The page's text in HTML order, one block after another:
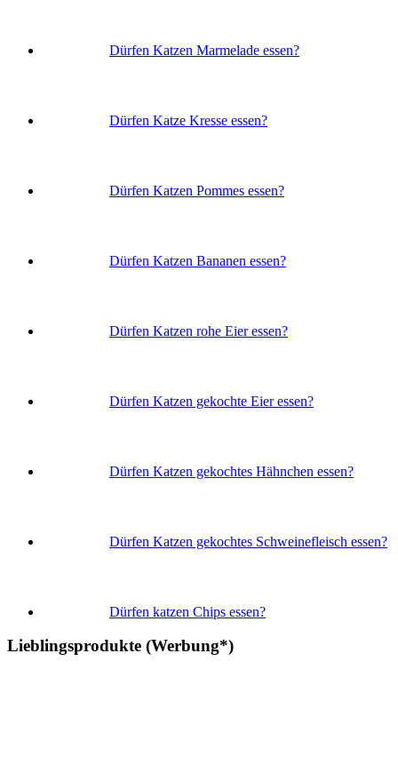
Dürfen Katzen Marmelade essen?
Dürfen Katze Kresse essen?
Dürfen Katzen Pommes essen?
Dürfen Katzen Bananen essen?
Dürfen Katzen rohe Eier essen?
Dürfen Katzen gekochte Eier essen?
Dürfen Katzen gekochtes Hähnchen essen?
Dürfen Katzen gekochtes Schweinefleisch essen?
Dürfen katzen Chips essen?
Lieblingsprodukte (Werbung*)